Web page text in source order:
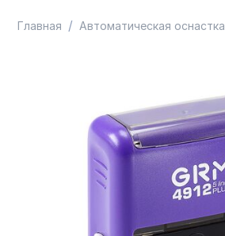
Главная / Автоматическая оснастка